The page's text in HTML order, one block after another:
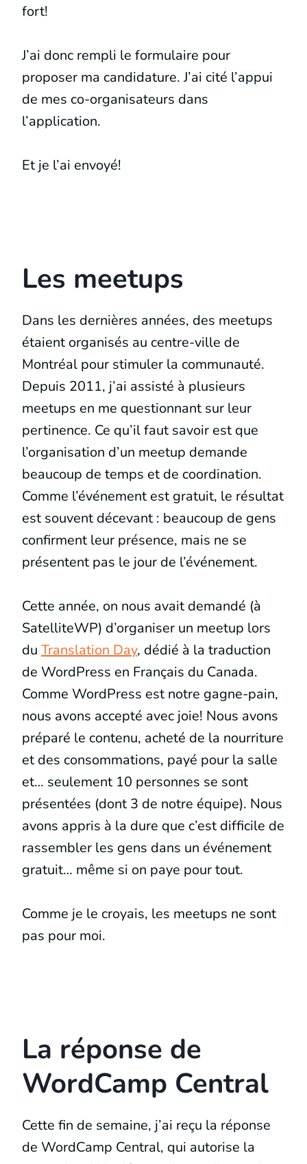
fort!
J’ai donc rempli le formulaire pour
proposer ma candidature. J’ai cité l’appui
de mes co-organisateurs dans
l’application.
Et je l’ai envoyé!
Les meetups
Dans les dernières années, des meetups
étaient organisés au centre-ville de
Montréal pour stimuler la communauté.
Depuis 2011, j’ai assisté à plusieurs
meetups en me questionnant sur leur
pertinence. Ce qu’il faut savoir est que
l’organisation d’un meetup demande
beaucoup de temps et de coordination.
Comme l’événement est gratuit, le résultat
est souvent décevant : beaucoup de gens
confirment leur présence, mais ne se
présentent pas le jour de l’événement.
Cette année, on nous avait demandé (à
SatelliteWP) d’organiser un meetup lors
du Translation Day, dédié à la traduction
de WordPress en Français du Canada.
Comme WordPress est notre gagne-pain,
nous avons accepté avec joie! Nous avons
préparé le contenu, acheté de la nourriture
et des consommations, payé pour la salle
et… seulement 10 personnes se sont
présentées (dont 3 de notre équipe). Nous
avons appris à la dure que c’est difficile de
rassembler les gens dans un événement
gratuit… même si on paye pour tout.
Comme je le croyais, les meetups ne sont
pas pour moi.
La réponse de
WordCamp Central
Cette fin de semaine, j’ai reçu la réponse
de WordCamp Central, qui autorise la